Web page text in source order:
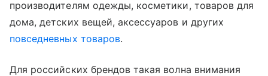
производителям одежды, косметики, товаров для
дома, детских вещей, аксессуаров и других
повседневных товаров.
Для российских брендов такая волна внимания